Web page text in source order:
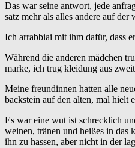
Das war seine antwort, jede
satz mehr als alles andere auf der
Ich arrabbiai mit ihm dafür, dass
Während die anderen mädchen
marke, ich trug kleidung aus
Meine freundinnen hatten alle
backstein auf den alten, mal hielt
Es war eine wut ist schrecklich
weinen, tränen und heißes in das
ihn zu hassen, aber nicht in der